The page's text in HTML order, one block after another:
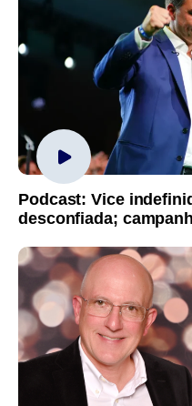
Podcast: Vice
desconfiada;